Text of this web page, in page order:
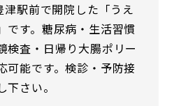
駅前で開院した「うえ
です。糖尿病・生活習慣
検査・日帰り大腸ポリー
可能です。検診・予防接
さい。